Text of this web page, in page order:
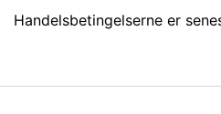
Handelsbetingelserne er